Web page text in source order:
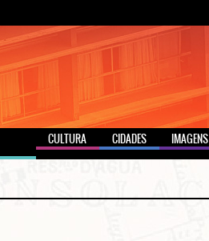
CULTURA CIDADES IMAGENS